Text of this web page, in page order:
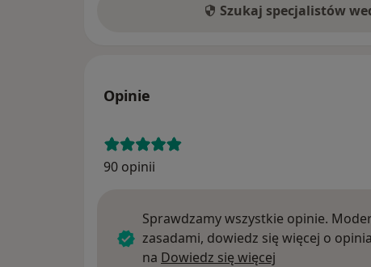
Szukaj specjalistów
Opinie
90 opinii
Sprawdzamy wszystkie opinie.
zasadami, dowiedz się więcej o
na Dowiedz się więcej